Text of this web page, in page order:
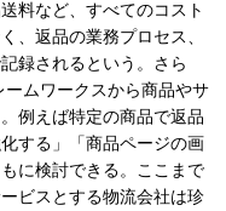
料など、すべてのコスト
、返品の業務プロセス、
録されるという。さら
ムワークスから商品やサ
例えば特定の商品で返品
する」「商品ページの画
に検討できる。ここまで
ビスとする物流会社は珍